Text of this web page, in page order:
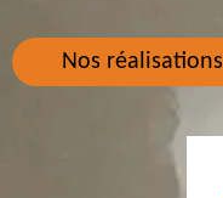
Nos réalisations